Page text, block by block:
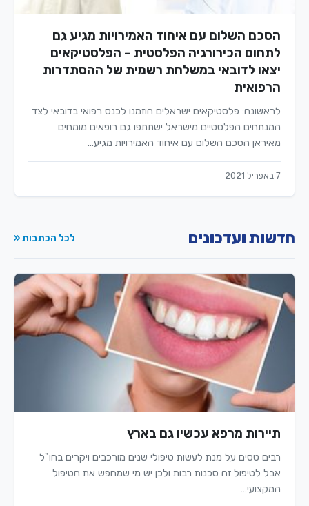
הסכם השלום עם איחוד האמירויות מגיע גם
לתחום הכירורגיה הפלסטית – הפלסטיקאים
יצאו לדובאי במשלחת רשמית של ההסתדרות
הרפואית
לראשונה: פלסטיקאים ישראלים הוזמנו לכנס רפואי בדובאי לצד
המנתחים הפלסטיים מישראל ישתתפו גם רופאים מומחים
מאיראן הסכם השלום עם איחוד האמירויות מגיע…
7 באפריל 2021
חדשות ועדכונים לכל הכתבות «
תיירות מרפא עכשיו גם בארץ
רבים טסים על מנת לעשות טיפולי שנים מורכבים ויקרים בחו"ל
אבל לטיפול זה סכנות רבות ולכן יש מי שמחפש את הטיפול
המקצועי…